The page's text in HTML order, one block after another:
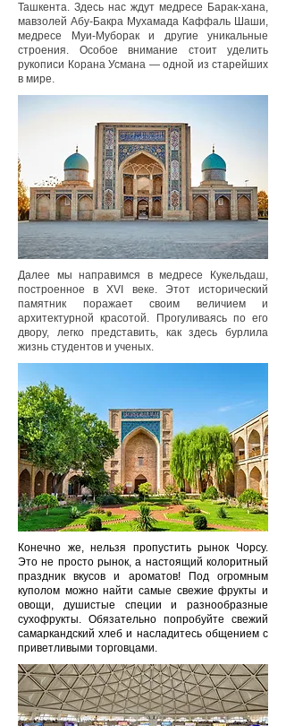
Ташкента. Здесь нас ждут медресе Барак-хана,
мавзолей Абу-Бакра Мухамада Каффаль Шаши,
медресе Муи-Муборак и другие уникальные
строения. Особое внимание стоит уделить
рукописи Корана Усмана — одной из старейших
в мире.
Далее мы направимся в медресе Кукельдаш,
построенное в XVI веке. Этот исторический
памятник поражает своим величием и
архитектурной красотой. Прогуливаясь по его
двору, легко представить, как здесь бурлила
жизнь студентов и ученых.
Конечно же, нельзя пропустить рынок Чорсу.
Это не просто рынок, а настоящий колоритный
праздник вкусов и ароматов! Под огромным
куполом можно найти самые свежие фрукты и
овощи, душистые специи и разнообразные
сухофрукты. Обязательно попробуйте свежий
самаркандский хлеб и насладитесь общением с
приветливыми торговцами.